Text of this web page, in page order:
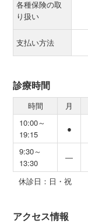
各種保険の取
り扱い
支払い方法
診療時間
時間 月
10:00～
19:15
●
9:30～
13:30
―
休診日：日・祝
アクセス情報